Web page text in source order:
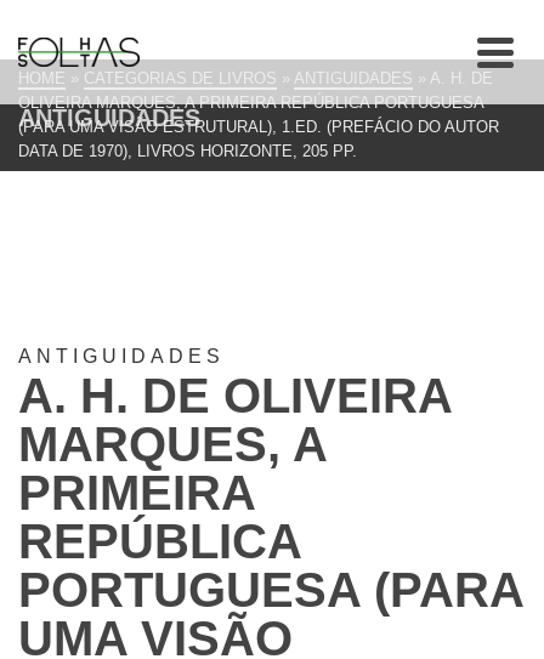
ANTIGUIDADES
HOME » CATEGORIAS DE LIVROS » ANTIGUIDADES » A. H. DE
OLIVEIRA MARQUES, A PRIMEIRA REPÚBLICA PORTUGUESA
(PARA UMA VISÃO ESTRUTURAL), 1.ED. (PREFÁCIO DO AUTOR
DATA DE 1970), LIVROS HORIZONTE, 205 PP.
ANTIGUIDADES
A. H. DE OLIVEIRA
MARQUES, A
PRIMEIRA
REPÚBLICA
PORTUGUESA (PARA
UMA VISÃO